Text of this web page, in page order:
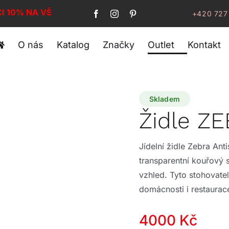
10% NA VŠE! +420
O nás Katalog Značky Outlet Kontakt
Skladem
Židle
Jídelní židle Zebra
transparentní kouřový
vzhled. Tyto
domácnosti i
Původní
4000 Kč
Aktuální